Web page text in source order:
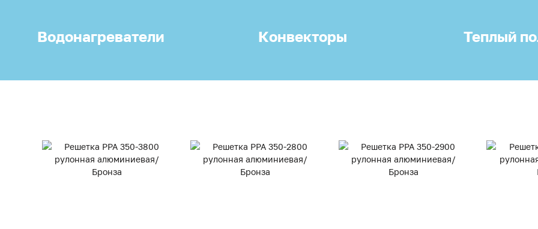
Водонагреватели Конвекторы Теплый